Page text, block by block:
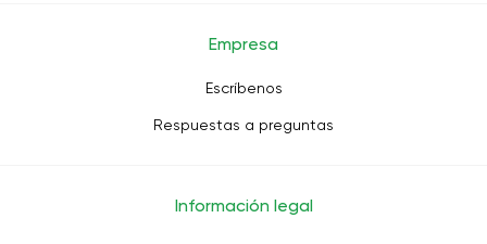
Empresa
Escríbenos
Respuestas a preguntas
Información legal